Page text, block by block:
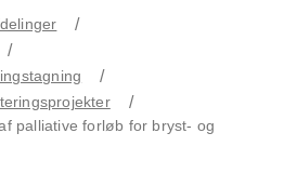
palliative forløb for bryst- og